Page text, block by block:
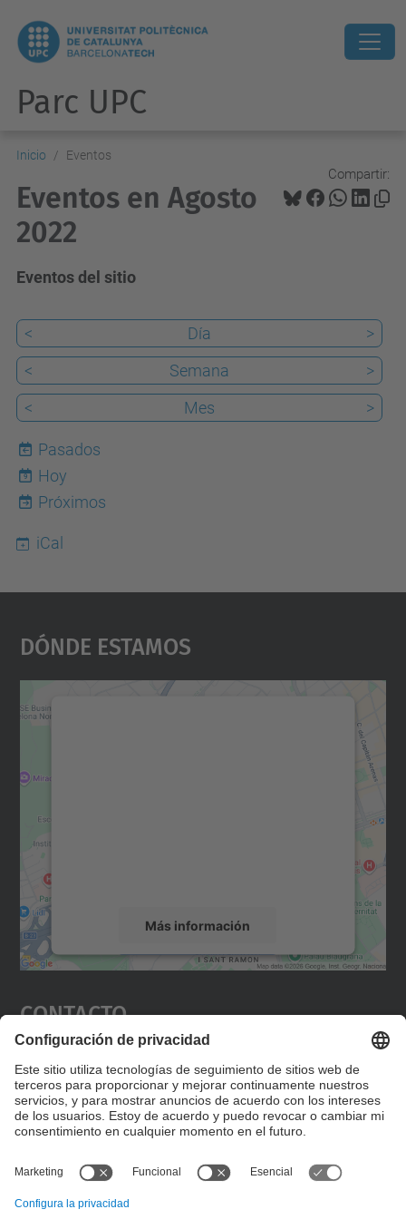
Parc UPC
Inicio Eventos
Compartir:
Eventos en Agosto
2022
Eventos del sitio
< Día
>
<
Semana
>
<
Mes >
Pasados
9
Hoy
Próximos
iCal
Dónde Estamos
Más información
Aceptar
powered by
Contacto
Editad en la página "Contacto personalizado", que
encontraréis en la raíz de español, vuestros datos
personalizados de contacto.
Formulario de contacto